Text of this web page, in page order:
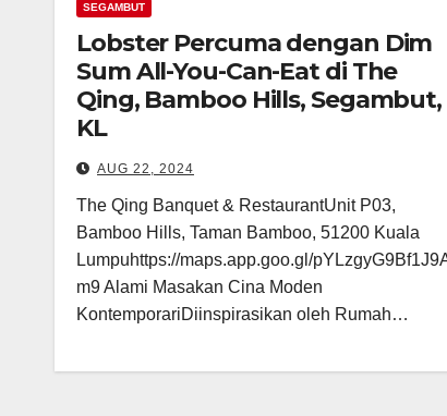
SEGAMBUT
Lobster Percuma dengan Dim
Sum All-You-Can-Eat di The
Qing, Bamboo Hills, Segambut,
KL
AUG 22, 2024
The Qing Banquet & RestaurantUnit P03,
Bamboo Hills, Taman Bamboo, 51200 Kuala
Lumpuhttps://maps.app.goo.gl/
m9 Alami Masakan Cina Moden
KontemporariDiinspirasikan oleh Rumah…